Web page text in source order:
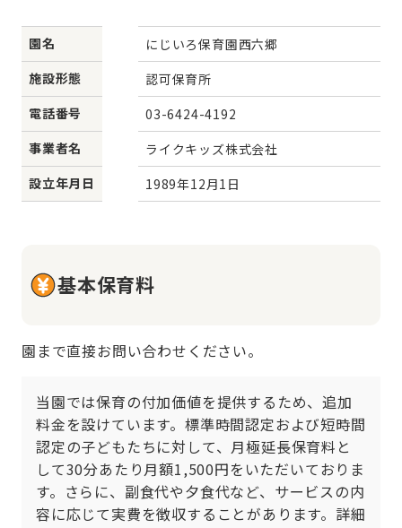
園名
にじいろ保育園西六郷
施設形態
認可保育所
電話番号
03-6424-4192
事業者名
ライクキッズ株式会社
設立年月日
1989年12月1日
基本保育料
園まで直接お問い合わせください。
当園では保育の付加価値を提供するため、追加
料金を設けています。標準時間認定および短時間
認定の子どもたちに対して、月極延長保育料と
して30分あたり月額1,500円をいただいておりま
す。さらに、副食代や夕食代など、サービスの内
容に応じて実費を徴収することがあります。詳細